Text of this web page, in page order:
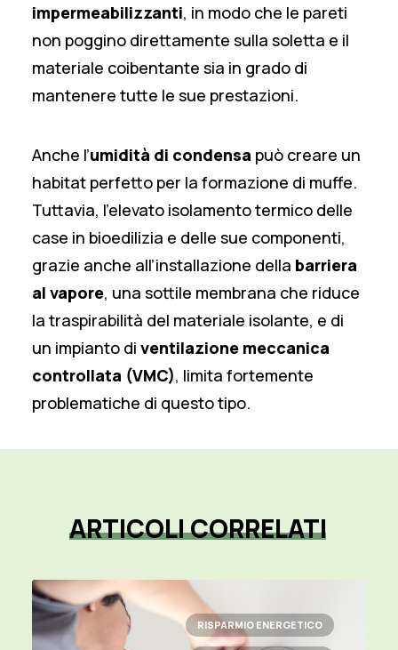
impermeabilizzanti, in modo che le pareti
non poggino direttamente sulla soletta e il
materiale coibentante sia in grado di
mantenere tutte le sue prestazioni.
Anche l’umidità di condensa può creare un
habitat perfetto per la formazione di muffe.
Tuttavia, l’elevato isolamento termico delle
case in bioedilizia e delle sue componenti,
grazie anche all’installazione della barriera
al vapore, una sottile membrana che riduce
la traspirabilità del materiale isolante, e di
un impianto di ventilazione meccanica
controllata (VMC), limita fortemente
problematiche di questo tipo.
ARTICOLICORRELATI
RISPARMIO ENERGETICO